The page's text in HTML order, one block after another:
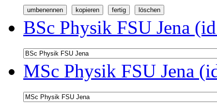
BSc Physik FSU Jena
MSc Physik FSU Jena